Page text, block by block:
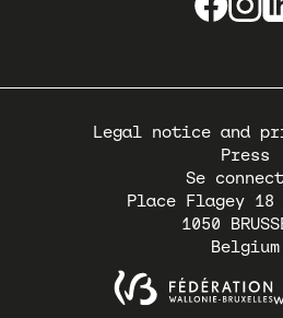
Pied
Legal notice and
Press
Se
Place Flagey
1050
Belgium